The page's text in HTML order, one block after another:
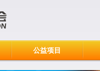
公益项目